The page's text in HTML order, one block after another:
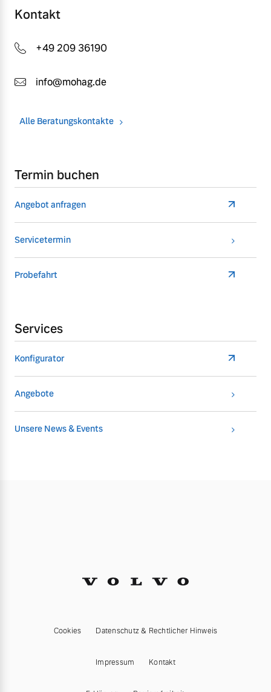
Kontakt
+49 209 36190
info@mohag.de
Alle Beratungskontakte
Termin buchen
Angebot anfragen
Servicetermin
Probefahrt
Services
Konfigurator
Angebote
Unsere News & Events
Cookies Datenschutz & Rechtlicher Hinweis
Impressum Kontakt